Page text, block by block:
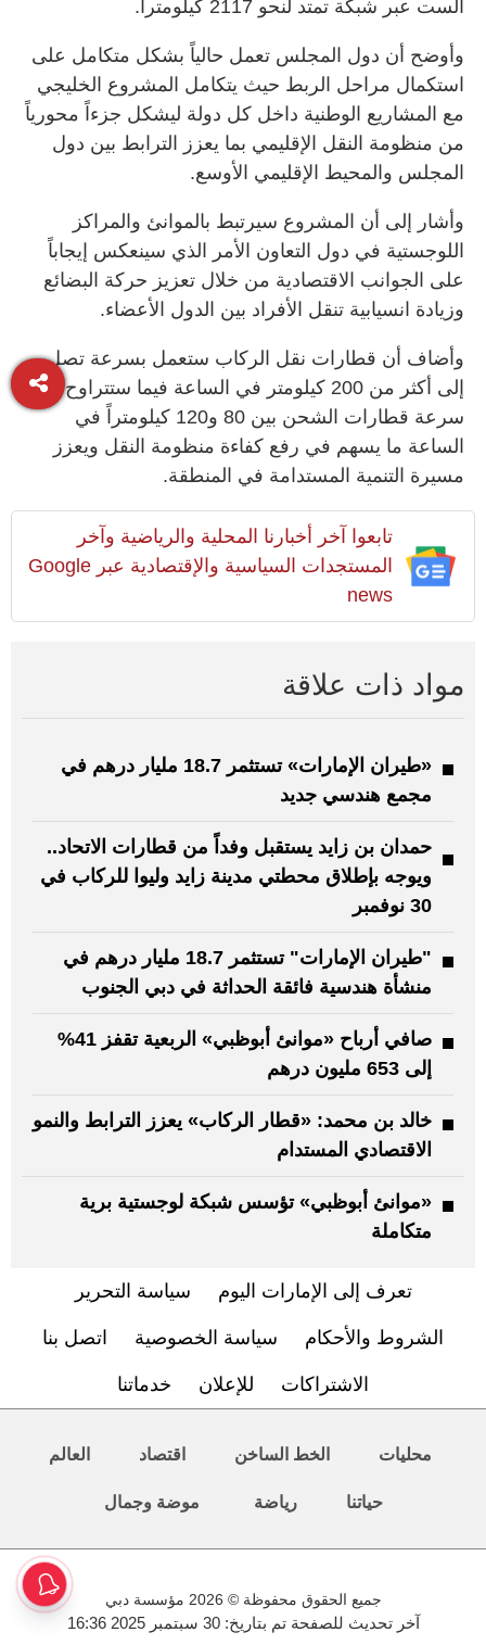
الست عبر شبكة تمتد لنحو 2117 كيلومتراً.
وأوضح أن دول المجلس تعمل حالياً بشكل متكامل على
استكمال مراحل الربط حيث يتكامل المشروع الخليجي
مع المشاريع الوطنية داخل كل دولة ليشكل جزءاً محورياً
من منظومة النقل الإقليمي بما يعزز الترابط بين دول
المجلس والمحيط الإقليمي الأوسع.
وأشار إلى أن المشروع سيرتبط بالموانئ والمراكز
اللوجستية في دول التعاون الأمر الذي سينعكس إيجاباً
على الجوانب الاقتصادية من خلال تعزيز حركة البضائع
وزيادة انسيابية تنقل الأفراد بين الدول الأعضاء.
وأضاف أن قطارات نقل الركاب ستعمل بسرعة تصل
إلى أكثر من 200 كيلومتر في الساعة فيما ستتراوح
سرعة قطارات الشحن بين 80 و120 كيلومتراً في
الساعة ما يسهم في رفع كفاءة منظومة النقل ويعزز
مسيرة التنمية المستدامة في المنطقة.
تابعوا آخر أخبارنا المحلية والرياضية وآخر
المستجدات السياسية والإقتصادية عبر Google
news
مواد ذات علاقة
«طيران الإمارات» تستثمر 18.7 مليار درهم في
مجمع هندسي جديد
حمدان بن زايد يستقبل وفداً من قطارات الاتحاد..
ويوجه بإطلاق محطتي مدينة زايد وليوا للركاب في
30 نوفمبر
"طيران الإمارات" تستثمر 18.7 مليار درهم في
منشأة هندسية فائقة الحداثة في دبي الجنوب
صافي أرباح «موانئ أبوظبي» الربعية تقفز 41%
إلى 653 مليون درهم
خالد بن محمد: «قطار الركاب» يعزز الترابط والنمو
الاقتصادي المستدام
«موانئ أبوظبي» تؤسس شبكة لوجستية برية
متكاملة
تعرف إلى الإمارات اليوم سياسة التحرير
الشروط والأحكام سياسة الخصوصية اتصل بنا
الاشتراكات للإعلان خدماتنا
محليات الخط الساخن اقتصاد العالم
حياتنا رياضة موضة وجمال
جميع الحقوق محفوظة © 2026 مؤسسة دبي
آخر تحديث للصفحة تم بتاريخ: 30 سبتمبر 2025 16:36